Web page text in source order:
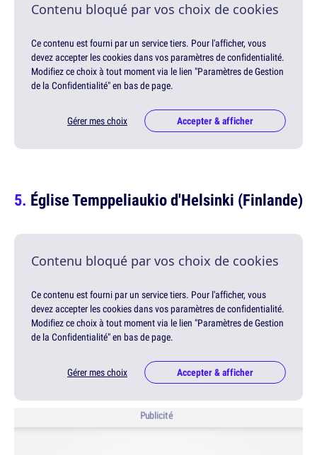
Contenu bloqué par vos choix de cookies
Ce contenu est fourni par un service tiers. Pour l'afficher, vous
devez accepter les cookies dans vos paramètres de confidentialité.
Modifiez ce choix à tout moment via le lien "Paramètres de Gestion
de la Confidentialité" en bas de page.
Gérer mes choix Accepter & afficher
Église Temppeliaukio d'Helsinki (Finlande)
Contenu bloqué par vos choix de cookies
Ce contenu est fourni par un service tiers. Pour l'afficher, vous
devez accepter les cookies dans vos paramètres de confidentialité.
Modifiez ce choix à tout moment via le lien "Paramètres de Gestion
de la Confidentialité" en bas de page.
Gérer mes choix Accepter & afficher
Publicité